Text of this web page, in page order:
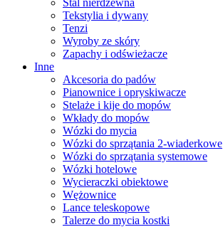
Stal nierdzewna
Tekstylia i dywany
Tenzi
Wyroby ze skóry
Zapachy i odświeżacze
Inne
Akcesoria do padów
Pianownice i opryskiwacze
Stelaże i kije do mopów
Wkłady do mopów
Wózki do mycia
Wózki do sprzątania 2-wiaderkowe
Wózki do sprzątania systemowe
Wózki hotelowe
Wycieraczki obiektowe
Wężownice
Lance teleskopowe
Talerze do mycia kostki